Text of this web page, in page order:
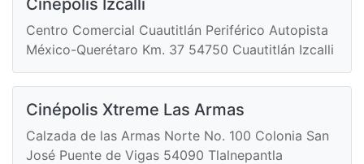
Centro Comercial Cuautitlán Periférico Autopista
México-Querétaro Km. 37 54750 Cuautitlán Izcalli
Cinépolis Xtreme Las Armas
Calzada de las Armas Norte No. 100 Colonia San
José Puente de Vigas 54090 Tlalnepantla